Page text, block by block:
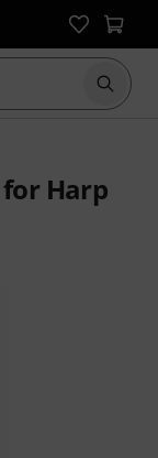
Suche
for Harp